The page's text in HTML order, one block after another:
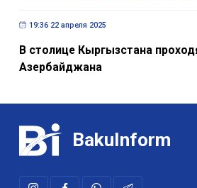
19:36 22 апреля 2025
В столице Кыргызстана
Азербайджана
BakuInform